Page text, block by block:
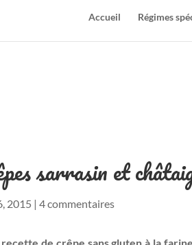
Accueil Régimes
sarrasin et
2015 |4 commentaires